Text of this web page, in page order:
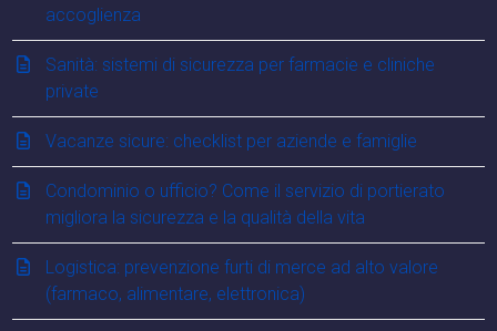
accoglienza
Sanità: sistemi di sicurezza per farmacie e cliniche
private
Vacanze sicure: checklist per aziende e famiglie
Condominio o ufficio? Come il servizio di portierato
migliora la sicurezza e la qualità della vita
Logistica: prevenzione furti di merce ad alto valore
(farmaco, alimentare, elettronica)